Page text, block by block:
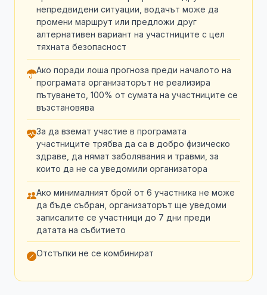
непредвидени ситуации, водачът може да
промени маршрут или предложи друг
алтернативен вариант на участниците с цел
тяхната безопасност
Ако поради лоша прогноза преди началото на
програмата организаторът не реализира
пътуването, 100% от сумата на участниците се
възстановява
За да вземат участие в програмата
участниците трябва да са в добро физическо
здраве, да нямат заболявания и травми, за
които да не са уведомили организатора
Ако минималният брой от 6 участника не може
да бъде събран, организаторът ще уведоми
записалите се участници до 7 дни преди
датата на събитието
Отстъпки не се комбинират